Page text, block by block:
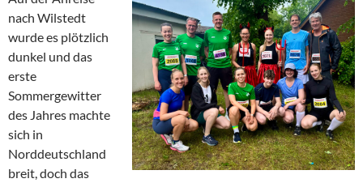
nach Wilstedt
wurde es plötzlich
dunkel und das
erste
Sommergewitter
des Jahres machte
sich in
Norddeutschland
breit, doch das